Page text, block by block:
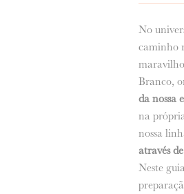
No
caminho
Branco,
da nossa
na
nossa
através
Neste